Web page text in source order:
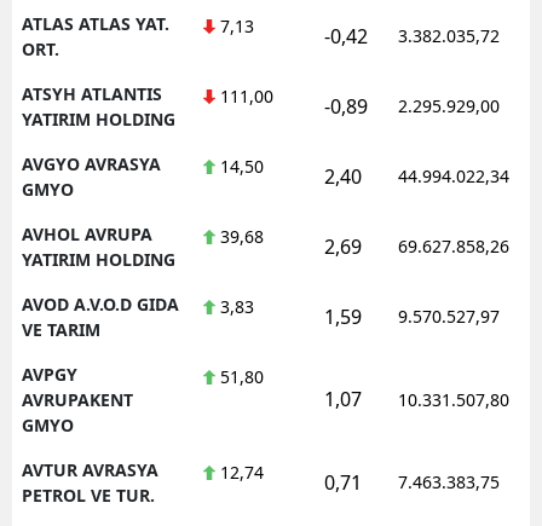
ATLAS ATLAS YAT.
ORT.
7,13 -0,42 3.382.035,72
ATSYH ATLANTIS
YATIRIM HOLDING
111,00 -0,89 2.295.929,00
AVGYO AVRASYA
GMYO
14,50 2,40 44.994.022,34
AVHOL AVRUPA
YATIRIM HOLDING
39,68 2,69 69.627.858,26
AVOD A.V.O.D GIDA
VE TARIM
3,83 1,59 9.570.527,97
AVPGY
AVRUPAKENT
GMYO
51,80
1,07 10.331.507,80
AVTUR AVRASYA
PETROL VE TUR.
12,74 0,71 7.463.383,75